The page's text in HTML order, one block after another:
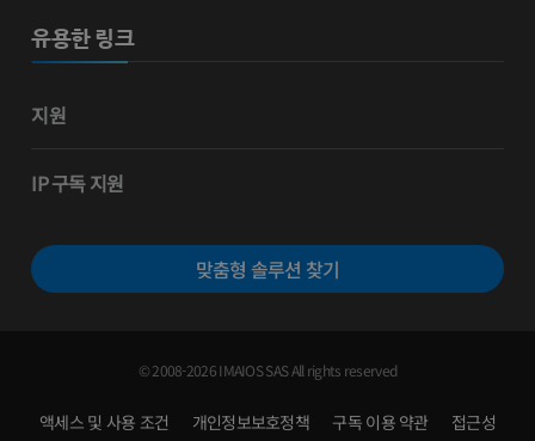
유용한 링크
지원
IP 구독 지원
맞춤형 솔루션 찾기
© 2008-2026 IMAIOS SAS All rights reserved
액세스 및 사용 조건 개인정보보호정책 구독 이용 약관 접근성